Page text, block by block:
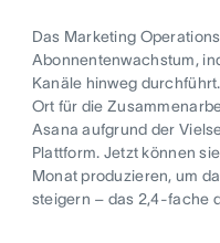
Das Marketing
Abonnentenwachstum,
Kanäle hinweg
Ort für die
Asana aufgrund der
Plattform. Jetzt können
Monat produzieren, um
steigern – das 2,4-fache